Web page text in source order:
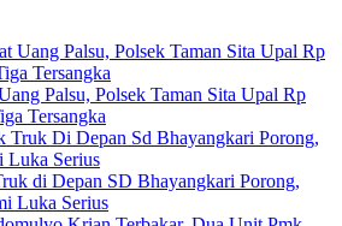
Palsu, Polsek Taman Sita Upal Rp
Tersangka
di Depan SD Bhayangkari Porong,
Luka Serius